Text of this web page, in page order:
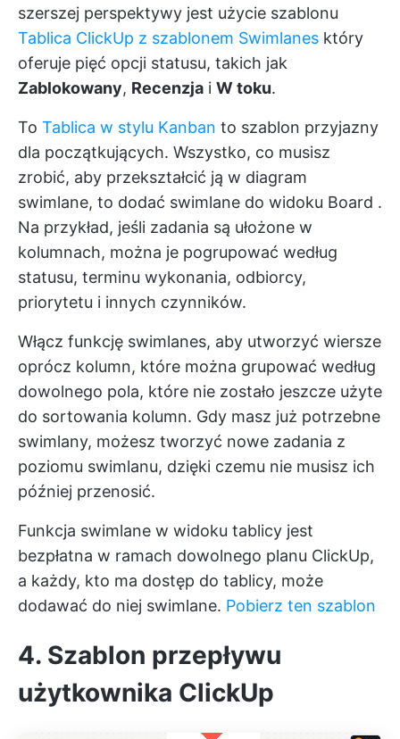
szerszej perspektywy jest użycie szablonu
Tablica ClickUp z szablonem Swimlanes który
oferuje pięć opcji statusu, takich jak
Zablokowany, Recenzja i W toku.
To Tablica w stylu Kanban to szablon przyjazny
dla początkujących. Wszystko, co musisz
zrobić, aby przekształcić ją w diagram
swimlane, to dodać swimlane do widoku Board .
Na przykład, jeśli zadania są ułożone w
kolumnach, można je pogrupować według
statusu, terminu wykonania, odbiorcy,
priorytetu i innych czynników.
Włącz funkcję swimlanes, aby utworzyć wiersze
oprócz kolumn, które można grupować według
dowolnego pola, które nie zostało jeszcze użyte
do sortowania kolumn. Gdy masz już potrzebne
swimlany, możesz tworzyć nowe zadania z
poziomu swimlanu, dzięki czemu nie musisz ich
później przenosić.
Funkcja swimlane w widoku tablicy jest
bezpłatna w ramach dowolnego planu ClickUp,
a każdy, kto ma dostęp do tablicy, może
dodawać do niej swimlane. Pobierz ten szablon
4. Szablon przepływu
użytkownika ClickUp